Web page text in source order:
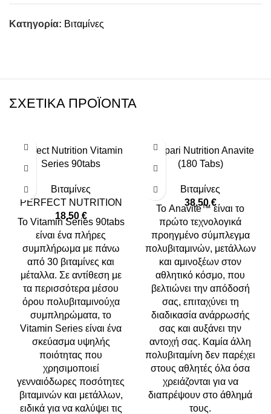
Κατηγορία: Βιταμίνες
ΣΧΕΤΙΚΆ ΠΡΟΪΌΝΤΑ
Perfect Nutrition Vitamin
Series 90tabs
Βιταμίνες
PERFECT NUTRITION
18,50€
Το Vitamin Series 90tabs
είναι ένα πλήρες
συμπλήρωμα με πάνω
από 30 βιταμίνες και
μέταλλα. Σε αντίθεση με
τα περισσότερα μέσου
όρου πολυβιταμινούχα
συμπληρώματα, το
Vitamin Series είναι ένα
σκεύασμα υψηλής
ποιότητας που
χρησιμοποιεί
γενναιόδωρες ποσότητες
βιταμινών και μετάλλων,
ειδικά για να καλύψει τις
Gaspari Nutrition Anavite
(180 Tabs)
Βιταμίνες
38,50€
Το Anavite™ είναι το
πρώτο τεχνολογικά
προηγμένο σύμπλεγμα
πολυβιταμινών, μετάλλων
και αμινοξέων στον
αθλητικό κόσμο, που
βελτιώνει την απόδοσή
σας, επιταχύνει τη
διαδικασία ανάρρωσής
σας και αυξάνει την
αντοχή σας. Καμία άλλη
πολυβιταμίνη δεν παρέχει
στους αθλητές όλα όσα
χρειάζονται για να
διαπρέψουν στο άθλημά
τους.